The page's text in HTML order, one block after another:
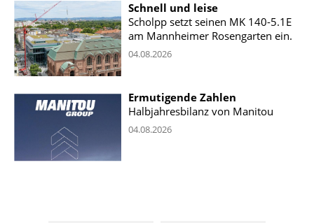
Schnell und leise
Scholpp setzt seinen MK 140-5.1E
am Mannheimer Rosengarten ein.
04.08.2026
Ermutigende Zahlen
Halbjahresbilanz von Manitou
04.08.2026